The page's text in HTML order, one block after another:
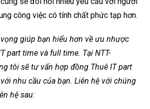
công việc có tính chất phức tạp hơn.
giúp bạn hiểu hơn về ưu nhược
part time và full time. Tại NTT-
tôi sẽ tư vấn hợp đồng Thuê IT part
nhu cầu của bạn. Liên hệ với chúng
hệ sau: